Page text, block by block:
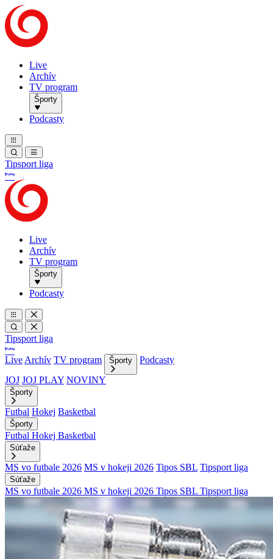
Live
Archív
TV program
Športy
Podcasty
Tipsport liga
Live
Archív
TV program
Športy
Podcasty
Tipsport liga
Live Archív TV program Športy
Podcasty
JOJ JOJ PLAY NOVINY
Športy
Futbal Hokej Basketbal
Športy
Futbal Hokej Basketbal
Súťaže
MS vo futbale 2026 MS v hokeji 2026 Tipos SBL Tipsport liga
Súťaže
MS vo futbale 2026 MS v hokeji 2026 Tipos SBL Tipsport liga